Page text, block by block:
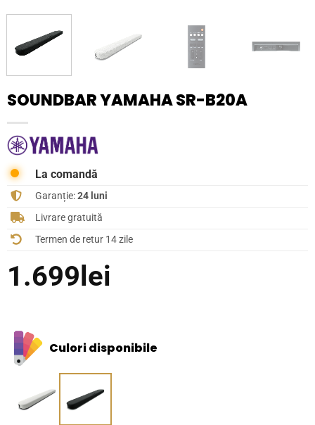
SOUNDBAR YAMAHA SR-B20A
La comandă
Garanție:24 luni
Livrare gratuită
Termen de retur 14 zile
1.699lei
Culori disponibile